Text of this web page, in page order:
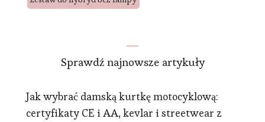
Sprawdź najnowsze artykuły
Jak wybrać damską kurtkę motocyklową:
certyfikaty CE i AA, kevlar i streetwear z